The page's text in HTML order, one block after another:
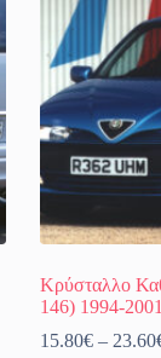
Κρύσταλλο
146) 1994-2001
15.80€ – 23.60